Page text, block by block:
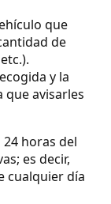
que
de
y la
avisarles
horas del
es decir,
cualquier día